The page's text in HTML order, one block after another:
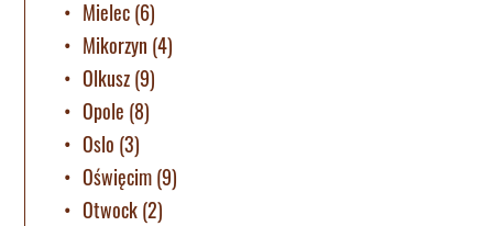
Mielec(6)
Mikorzyn (4)
Olkusz(9)
Opole (8)
Oslo (3)
Oświęcim(9)
Otwock(2)